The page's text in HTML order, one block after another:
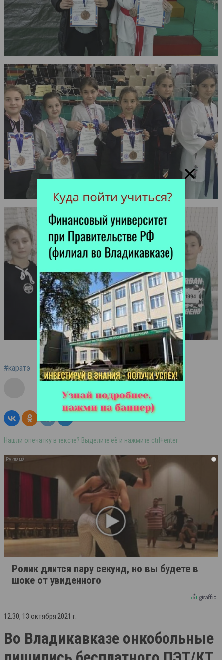
#каратэ #турнир #КБР #Северная Осетия
Нашли опечатку в тексте? Выделите её и нажмите ctrl+enter
i
Ролик длится пару секунд, но вы будете в
шоке от увиденного
12:30, 13 октября 2021 г.
Во Владикавказе онкобольные